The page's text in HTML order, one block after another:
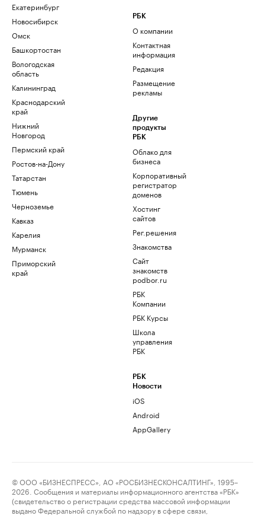
Екатеринбург
Новосибирск
Омск
Башкортостан
Вологодская
область
Калининград
Краснодарский
край
Нижний
Новгород
Пермский край
Ростов-на-Дону
Татарстан
Тюмень
Черноземье
Кавказ
Карелия
Мурманск
Приморский
край
РБК
О компании
Контактная
информация
Редакция
Размещение
рекламы
Другие
продукты
РБК
Облако для
бизнеса
Корпоративный
регистратор
доменов
Хостинг
сайтов
Рег.решения
Знакомства
Сайт
знакомств
podbor.ru
РБК
Компании
РБК Курсы
Школа
управления
РБК
РБК
Новости
iOS
Android
AppGallery
© ООО «БИЗНЕСПРЕСС», АО «РОСБИЗНЕСКОНСАЛТИНГ», 1995–
2026. Сообщения и материалы информационного агентства «РБК»
(свидетельство о регистрации средства массовой информации
выдано Федеральной службой по надзору в сфере связи,